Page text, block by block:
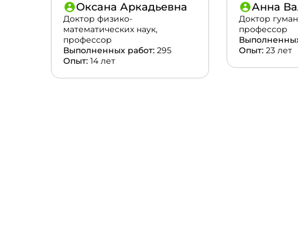
Оксана Аркадьевна
Доктор физико-
математических наук,
профессор
Выполненных работ: 295
Опыт: 14 лет
Анна
Доктор
профессор
Опыт: 23 лет